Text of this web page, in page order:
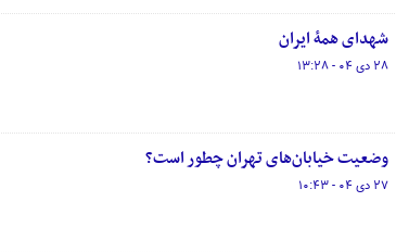
شهدای همۀ ایران
۲۸ دی ۰۴ - ۱۳:۲۸
وضعیت خیابان‌های تهران چطور است؟
۲۷ دی ۰۴ - ۱۰:۴۳